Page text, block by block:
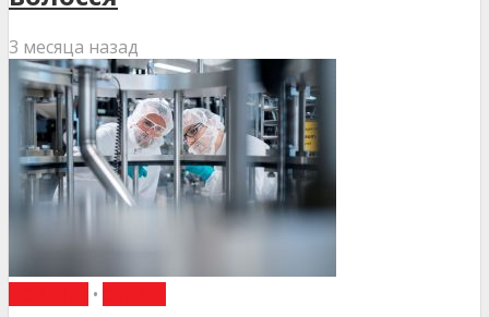
3 месяца назад
•